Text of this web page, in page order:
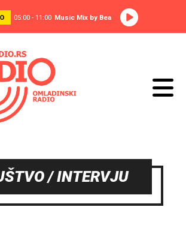
05:00 - 11:00 Music Mix by Bea
/ INTERVJU